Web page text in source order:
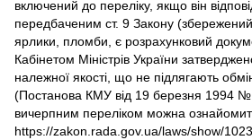
включений до переліку, якщо він
передбаченим ст. 9 Закону
ярлики, пломби, є розрахунковий
Кабінетом Міністрів України
належної якості, що не підлягають
(Постанова КМУ від 19 березня 1994
вичерпним переліком можна
https://zakon.rada.gov.ua/laws/show/